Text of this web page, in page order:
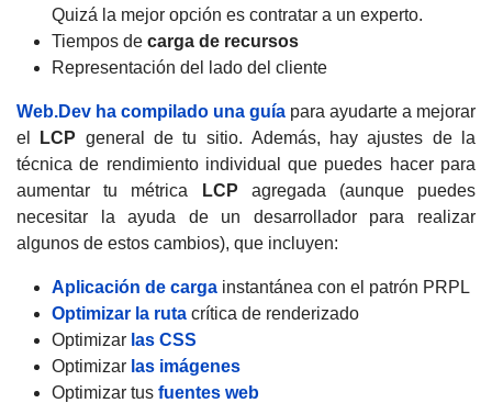
Quizá la mejor opción es contratar a un experto.
Tiempos de carga de recursos
Representación del lado del cliente
Web.Dev ha compilado una guía para ayudarte a mejorar
el
LCP general de tu sitio. Además, hay ajustes de la
técnica de rendimiento individual que puedes hacer para
aumentar tu métrica
LCP agregada (aunque puedes
necesitar la ayuda de un desarrollador para realizar
algunos de estos cambios), que incluyen:
Aplicación de carga instantánea con el patrón PRPL
Optimizar la ruta crítica de renderizado
Optimizar las CSS
Optimizar las imágenes
Optimizar tus fuentes web